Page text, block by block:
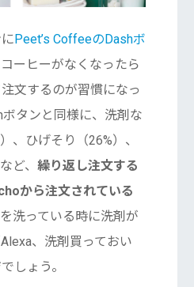
Peet’s CoffeeのDashボ
ーヒーがなくなったら
文するのが習慣になっ
タンと同様に、洗剤な
、ひげそり（26%）、
ど、 繰り返し注文する
から注文されている
洗っている時に洗剤が
、洗剤買っておい
しょう。